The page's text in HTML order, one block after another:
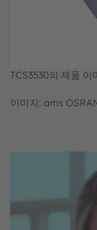
TCS3530의 제품 이
이미지: ams